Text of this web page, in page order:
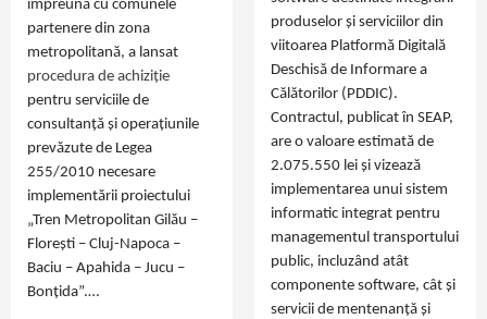
împreună cu comunele
partenere din zona
metropolitană, a lansat
procedura de achiziție
pentru serviciile de
consultanță și operațiunile
prevăzute de Legea
255/2010 necesare
implementării proiectului
„Tren Metropolitan Gilău –
Florești – Cluj-Napoca –
Baciu – Apahida – Jucu –
Bonțida”.…
produselor și serviciilor din
viitoarea Platformă Digitală
Deschisă de Informare a
Călătorilor (PDDIC).
Contractul, publicat în SEAP,
are o valoare estimată de
2.075.550 lei și vizează
implementarea unui sistem
informatic integrat pentru
managementul transportului
public, incluzând atât
componente software, cât și
servicii de mentenanță și